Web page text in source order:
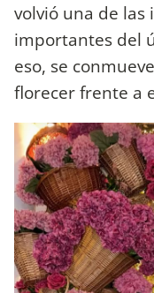
volvió una de las
importantes del
eso, se
florecer frente a